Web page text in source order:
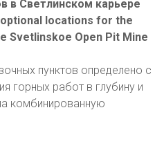
в Светлинском карьере
locations for the
Svetlinskoe Open Pit Mine
пунктов определено с
горных работ в глубину и
комбинированную